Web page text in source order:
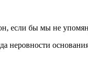
если бы мы не
неровности